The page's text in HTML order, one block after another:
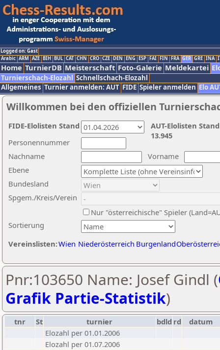
Logged on: Gast
Arabic ARM AZE BIH BUL CAT CHN CRO CZE DEN ENG ESP FAI FIN FRA GER GRE INA
Home TurnierDB Meisterschaft Foto-Galerie Meldekartei
Turnierschach-Elozahl Schnellschach-Elozahl
Allgemeines Turnier anmelden: AUT FIDE Spieler anmelden Elo
Willkommen bei den offiziellen
Nachname
Vorname
Ebene
Sortierung
Personennummer
Bundesland
Spgem./Kreis/Verein
Nur "österreichische" Spieler
Vereinslisten:Wien Niederösterreich Burgenland
AUT-Elolisten
13.945
FIDE-Elolisten Stand
Pnr:103650 Name: Josef Gindl (
Grafik Partie-Statistik)
tnr St turnier bdld rd
datum
Elozahl per 01.01.2006
Elozahl per 01.07.2006